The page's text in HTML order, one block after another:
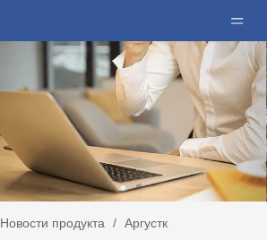
Новости продукта / Аргустк